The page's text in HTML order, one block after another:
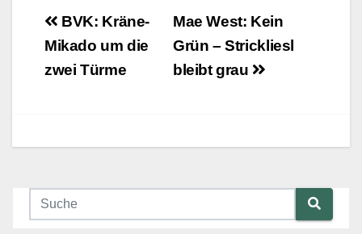
Beitragsnavigation
Mae West: Kein
Grün – Strickliesl
bleibt grau
BVK: Kräne-
Mikado um die
zwei Türme